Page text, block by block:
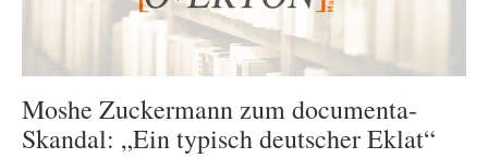
Moshe Zuckermann zum documenta-
Skandal: „Ein typisch deutscher Eklat“